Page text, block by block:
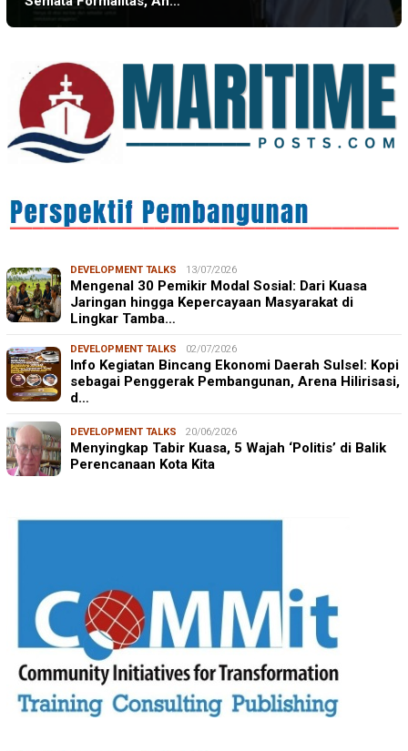
DEVELOPMENT TALKS 13/07/2026
Mengenal 30 Pemikir Modal Sosial: Dari Kuasa
Jaringan hingga Kepercayaan Masyarakat di
Lingkar Tamba…
DEVELOPMENT TALKS 02/07/2026
Info Kegiatan Bincang Ekonomi Daerah Sulsel: Kopi
sebagai Penggerak Pembangunan, Arena Hilirisasi,
d…
DEVELOPMENT TALKS 20/06/2026
Menyingkap Tabir Kuasa, 5 Wajah ‘Politis’ di Balik
Perencanaan Kota Kita